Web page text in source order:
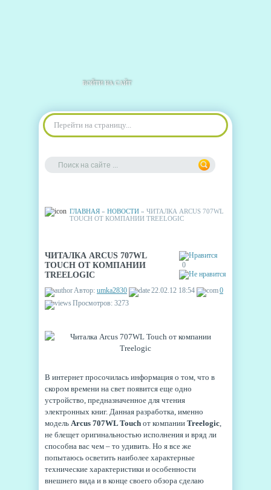
ВОЙТИ НА САЙТ
Перейти на страницу...
ГЛАВНАЯ » НОВОСТИ » ЧИТАЛКА ARCUS 707WL
TOUCH ОТ КОМПАНИИ TREELOGIC
0
ЧИТАЛКА ARCUS 707WL
TOUCH ОТ КОМПАНИИ
TREELOGIC
Автор: umka2830 22.02.12 18:54
0
Просмотров: 3273
В интернет просочилась информация о том, что в
скором времени на свет появится еще одно
устройство, предназначенное для чтения
электронных книг. Данная разработка, именно
модель Arcus 707WL Touch от компании Treelogic,
не блещет оригинальностью исполнения и вряд ли
способна вас чем – то удивить. Но я все же
попытаюсь осветить наиболее характерные
технические характеристики и особенности
внешнего вида и в конце своего обзора сделаю